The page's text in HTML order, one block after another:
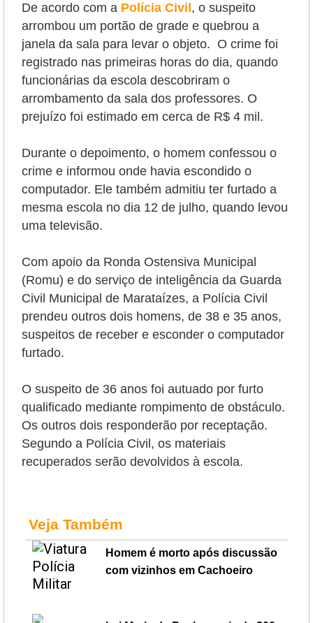
De acordo com a Polícia Civil , o suspeito
arrombou um portão de grade e quebrou a
janela da sala para levar o objeto. O crime foi
registrado nas primeiras horas do dia, quando
funcionárias da escola descobriram o
arrombamento da sala dos professores. O
prejuízo foi estimado em cerca de R$ 4 mil.
Durante o depoimento, o homem confessou o
crime e informou onde havia escondido o
computador. Ele também admitiu ter furtado a
mesma escola no dia 12 de julho, quando levou
uma televisão.
Com apoio da Ronda Ostensiva Municipal
(Romu) e do serviço de inteligência da Guarda
Civil Municipal de Marataízes, a Polícia Civil
prendeu outros dois homens, de 38 e 35 anos,
suspeitos de receber e esconder o computador
furtado.
O suspeito de 36 anos foi autuado por furto
qualificado mediante rompimento de obstáculo.
Os outros dois responderão por receptação.
Segundo a Polícia Civil, os materiais
recuperados serão devolvidos à escola.
Veja Também
Homem é morto após discussão
com vizinhos em Cachoeiro